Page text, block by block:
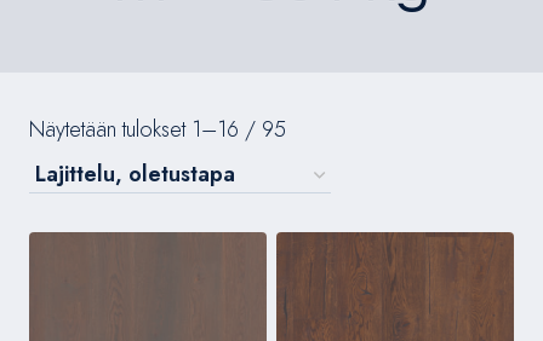
Näytetään tulokset 1–16 / 95